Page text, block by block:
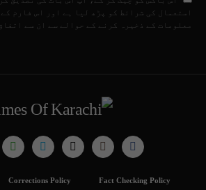
استعمال کی شرائط کو پڑھ لیا ہے اور اس فارم
معلومات کے ذخیرہ کرنے کے حوالے سے ان سے
Fact Checking Policy
Corrections Policy